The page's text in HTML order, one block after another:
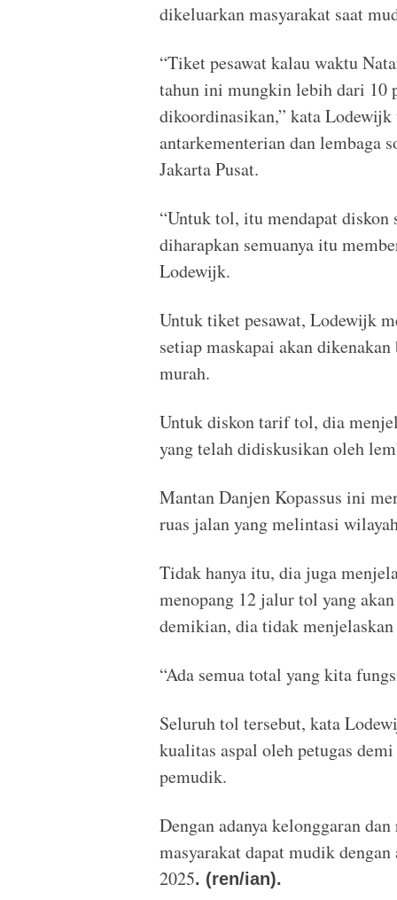
dikeluarkan masyarakat saat
“Tiket pesawat kalau waktu
tahun ini mungkin lebih dari 10
dikoordinasikan,” kata
antarkementerian dan lembaga
Jakarta Pusat.
“Untuk tol, itu mendapat diskon
diharapkan semuanya itu
Lodewijk.
Untuk tiket pesawat, Lodewijk
setiap maskapai akan
murah.
Untuk diskon tarif tol, dia
yang telah didiskusikan oleh
Mantan Danjen Kopassus ini
ruas jalan yang melintasi
Tidak hanya itu, dia juga
menopang 12 jalur tol yang
demikian, dia tidak
“Ada semua total yang kita
Seluruh tol tersebut, kata
kualitas aspal oleh petugas
pemudik.
Dengan adanya kelonggaran
masyarakat dapat mudik
2025. (ren/ian).